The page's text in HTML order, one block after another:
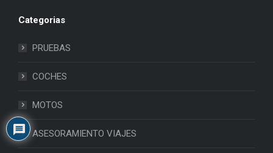
Categorias
PRUEBAS
COCHES
MOTOS
ASESORAMIENTO VIAJES